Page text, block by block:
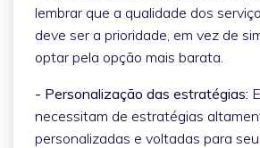
lembrar que a qualidade dos
deve ser a prioridade, em vez de
optar pela opção mais barata.
- Personalização das estratégias:
necessitam de estratégias
personalizadas e voltadas para